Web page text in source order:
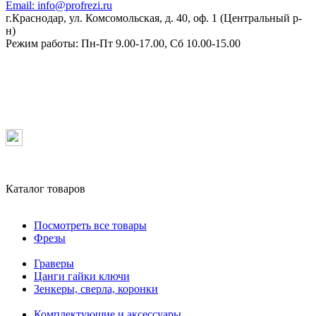
Email: info@profrezi.ru
г.Краснодар, ул. Комсомольская, д. 40, оф. 1 (Центральный р-
н)
Режим работы: Пн-Пт 9.00-17.00, Сб 10.00-15.00
Каталог товаров
Посмотреть все товары
Фрезы
Граверы
Цанги гайки ключи
Зенкеры, сверла, коронки